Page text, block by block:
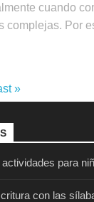
cuando
complejas. Por
»
para
con las